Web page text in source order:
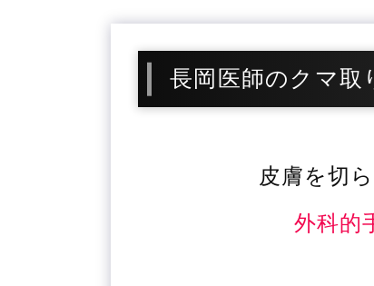
長岡医師のクマ取
皮膚を切
外科的